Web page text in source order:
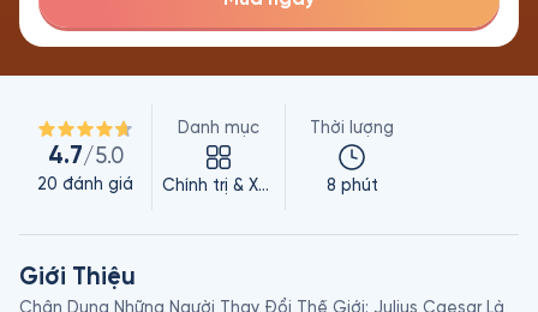
4.7/5.0
20 đánh giá
Danh mục
Chính trị & Xã hội
Thời lượng
8 phút
Giới Thiệu
Chân Dung Những Người Thay Đổi Thế Giới: Julius Caesar Là